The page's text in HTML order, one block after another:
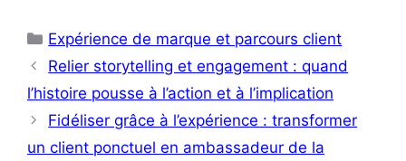
Catégories
Expérience de marque et parcours client
Relier storytelling et engagement : quand
l’histoire pousse à l’action et à l’implication
Fidéliser grâce à l’expérience : transformer
un client ponctuel en ambassadeur de la